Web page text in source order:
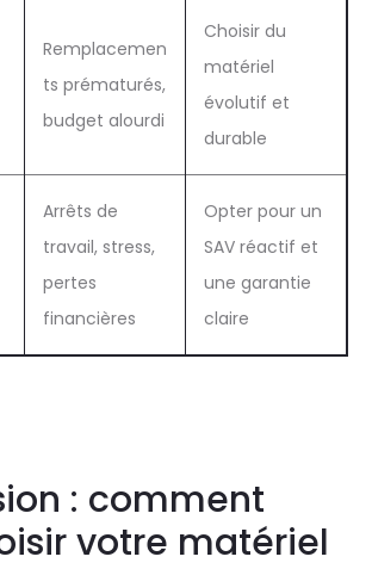
Remplacemen
ts prématurés,
budget alourdi
Choisir du
matériel
évolutif et
durable
Arrêts de
travail, stress,
pertes
financières
Opter pour un
SAV réactif et
une garantie
claire
: comment
votre matériel